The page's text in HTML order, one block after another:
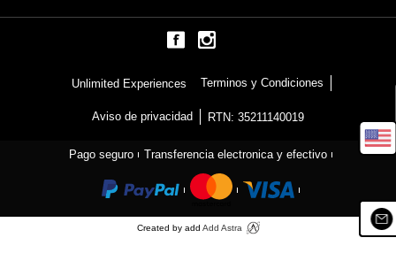
Unlimited Experiences Terminos y Condiciones
Aviso de privacidad RTN: 35211140019
Pago seguro Transferencia electronica y efectivo
Created by add Add Astra